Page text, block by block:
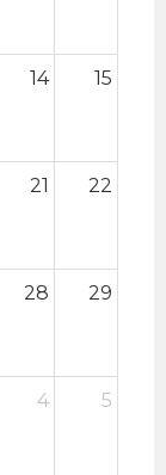
14 15
21 22
28 29
4 5